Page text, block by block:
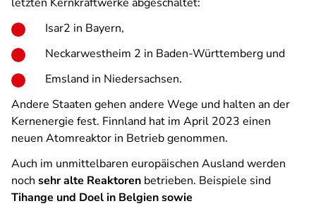
Isar2 in Bayern,
Neckarwestheim 2 in Baden-Württemberg und
Emsland in Niedersachsen.
Andere Staaten gehen andere Wege und halten an der
Kernenergie fest. Finnland hat im April 2023 einen
neuen Atomreaktor in Betrieb genommen.
Auch im unmittelbaren europäischen Ausland werden
noch sehr alte Reaktoren betrieben. Beispiele sind
Tihange und Doel in Belgien sowie